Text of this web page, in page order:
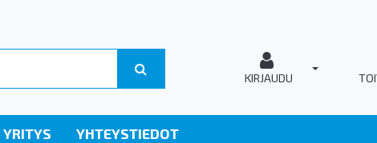
KIRJAUDU
YRITYS YHTEYSTIEDOT